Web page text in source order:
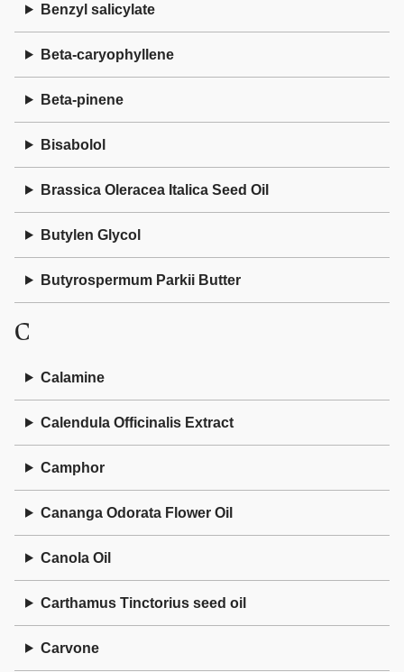
Benzyl salicylate
Beta-caryophyllene
Beta-pinene
Bisabolol
Brassica Oleracea Italica Seed Oil
Butylen Glycol
Butyrospermum Parkii Butter
C
Calamine
Calendula Officinalis Extract
Camphor
Cananga Odorata Flower Oil
Canola Oil
Carthamus Tinctorius seed oil
Carvone